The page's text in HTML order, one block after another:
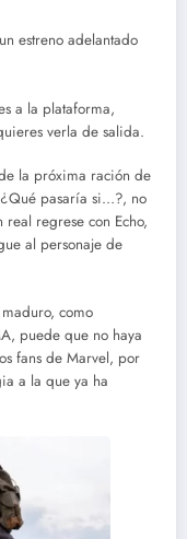
estreno adelantado
a la plataforma,
verla de salida.
la próxima ración de
pasaría si…?, no
regrese con Echo,
al personaje de
como
puede que no haya
fans de Marvel, por
a la que ya ha